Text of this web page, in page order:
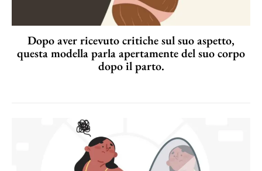
Dopo aver ricevuto critiche sul suo aspetto,
questa modella parla apertamente del suo corpo
dopo il parto.